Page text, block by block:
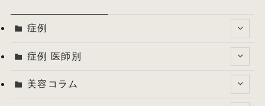
症例
症例 医師別
美容コラム